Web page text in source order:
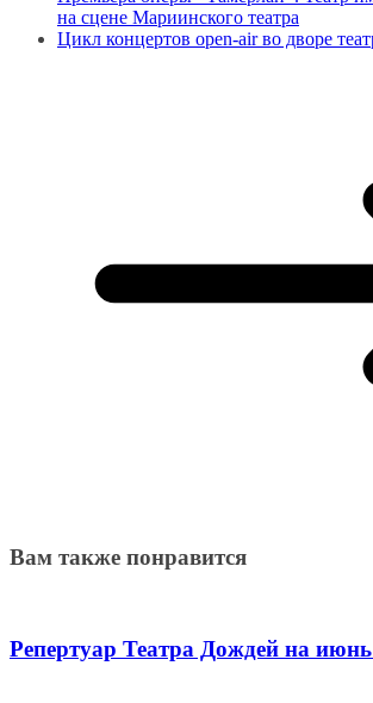
на сцене Мариинского театра
Цикл концертов open-air во дворе
Вам также понравится
Репертуар Театра Дождей на